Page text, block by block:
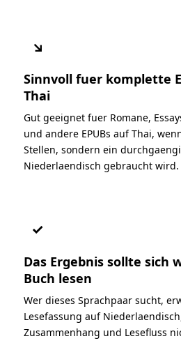
↘
Sinnvoll fuer komplette
Thai
Gut geeignet fuer Romane,
und andere EPUBs auf Thai,
Stellen, sondern ein
Niederlaendisch gebraucht wird.
✓
Das Ergebnis sollte sich
Buch lesen
Wer dieses Sprachpaar sucht,
Lesefassung auf
Zusammenhang und Lesefluss